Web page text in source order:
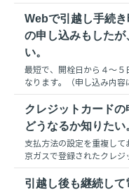
Webで引越し手続
の申し込みもした
い。
最短で、開栓日から４～
なります。（申し込み内容
クレジットカード
どうなるか知りたい
支払方法の設定を重複し
京ガスで登録されたクレジ
引越し後も継続し